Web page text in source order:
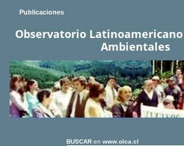
Publicaciones
Observatorio
Ambientales
BUSCAR en www.olca.cl